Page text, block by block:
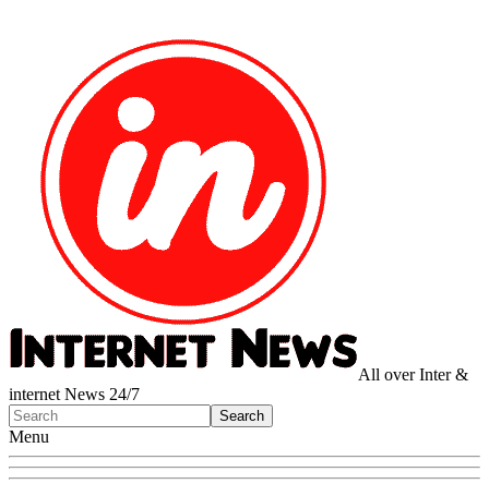
All over Inter &
internet News 24/7
Menu